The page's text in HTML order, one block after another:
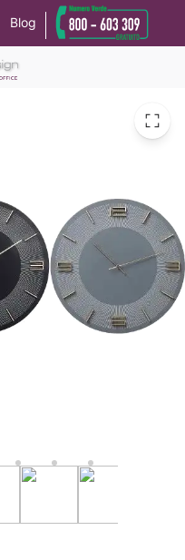
Blog
Diam.48,5
alla privacy